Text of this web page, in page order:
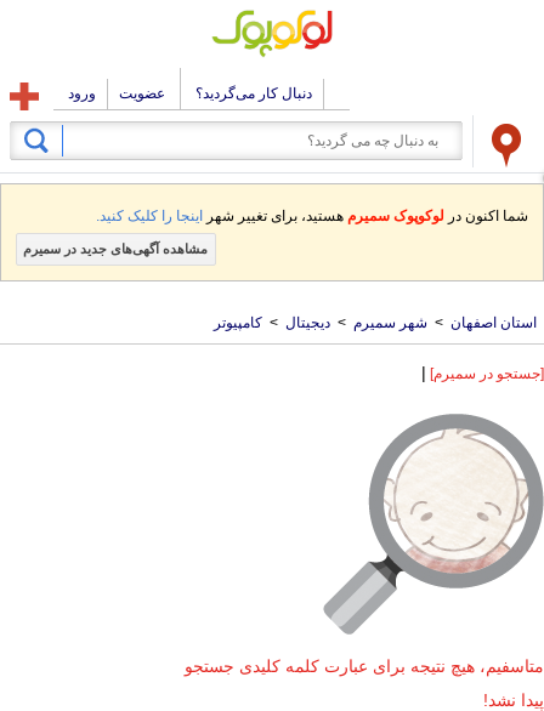
دنبال کار می‌گردید؟ عضویت ورود
شما اکنون در لوکوپوک سمیرم هستید، برای تغییر شهر اینجا را کلیک کنید.
مشاهده آگهی‌های جدید در سمیرم
استان اصفهان > شهر سمیرم > دیجیتال > کامپیوتر
[جستجو در سمیرم] |
متاسفیم، هیچ نتیجه برای عبارت کلمه کلیدی جستجو
پیدا نشد!